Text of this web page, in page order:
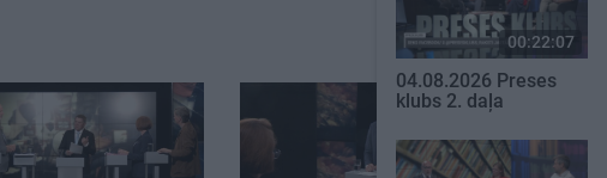
00:22:07
04.08.2026 Preses
klubs 2. daļa